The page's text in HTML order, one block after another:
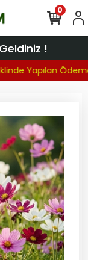
!
Yapılan
0